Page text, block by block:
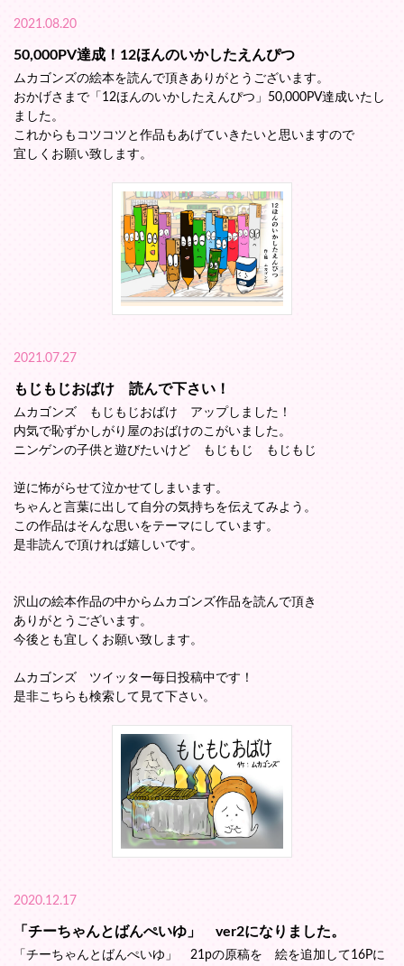
2021.08.20
50,000PV達成！12ほんのいかしたえんぴつ
ムカゴンズの絵本を読んで頂きありがとうございます。
おかげさまで「12ほんのいかしたえんぴつ」50,000PV達成いたし
ました。
これからもコツコツと作品もあげていきたいと思いますので
宜しくお願い致します。
2021.07.27
もじもじおばけ 読んで下さい！
ムカゴンズ もじもじおばけ アップしました！
内気で恥ずかしがり屋のおばけのこがいました。
ニンゲンの子供と遊びたいけど もじもじ もじもじ
逆に怖がらせて泣かせてしまいます。
ちゃんと言葉に出して自分の気持ちを伝えてみよう。
この作品はそんな思いをテーマにしています。
是非読んで頂ければ嬉しいです。
沢山の絵本作品の中からムカゴンズ作品を読んで頂き
ありがとうございます。
今後とも宜しくお願い致します。
ムカゴンズ ツイッター毎日投稿中です！
是非こちらも検索して見て下さい。
2020.12.17
「チーちゃんとばんぺいゆ」 ver2になりました。
「チーちゃんとばんぺいゆ」 21pの原稿を 絵を追加して16Pに